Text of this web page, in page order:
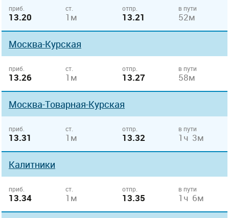
приб.
13.20
ст.
1м
отпр.
13.21
в пути
52м
Москва-Курская
приб.
13.26
ст.
1м
отпр.
13.27
в пути
58м
Москва-Товарная-Курская
приб.
13.31
ст.
1м
отпр.
13.32
в пути
1ч 3м
Калитники
приб.
13.34
ст.
1м
отпр.
13.35
в пути
1ч 6м